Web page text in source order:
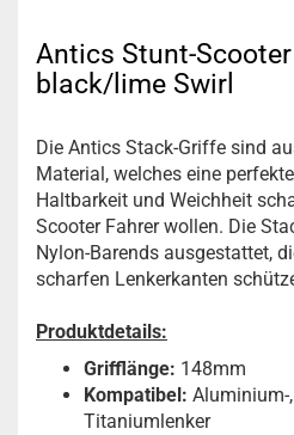
Antics Stunt-
black/lime Swirl
Die Antics Stack-Griffe sind
Material, welches eine
Haltbarkeit und Weichheit
Scooter Fahrer wollen. Die
Nylon-Barends ausgestattet,
scharfen Lenkerkanten
Produktdetails:
Grifflänge: 148mm
Kompatibel: Aluminium-
Titaniumlenker